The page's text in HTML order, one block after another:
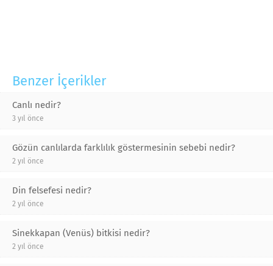
Benzer İçerikler
Canlı nedir?
3 yıl önce
Gözün canlılarda farklılık göstermesinin sebebi nedir?
2 yıl önce
Din felsefesi nedir?
2 yıl önce
Sinekkapan (Venüs) bitkisi nedir?
2 yıl önce